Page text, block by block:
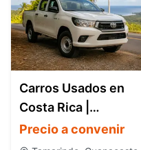
Carros Usados en
Costa Rica |
Encuentra
Vehículos en Todo
Precio a convenir